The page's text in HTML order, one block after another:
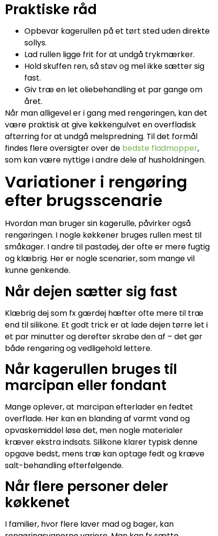
Praktiske råd
Opbevar kagerullen på et tørt sted uden direkte
sollys.
Lad rullen ligge frit for at undgå trykmærker.
Hold skuffen ren, så støv og mel ikke sætter sig
fast.
Giv træ en let oliebehandling et par gange om
året.
Når man alligevel er i gang med rengøringen, kan det
være praktisk at give køkkengulvet en overfladisk
aftørring for at undgå melspredning. Til det formål
findes flere oversigter over de bedste fladmopper,
som kan være nyttige i andre dele af husholdningen.
Variationer i rengøring
efter brugsscenarie
Hvordan man bruger sin kagerulle, påvirker også
rengøringen. I nogle køkkener bruges rullen mest til
småkager. I andre til pastadej, der ofte er mere fugtig
og klæbrig. Her er nogle scenarier, som mange vil
kunne genkende.
Når dejen sætter sig fast
Klæbrig dej som fx gærdej hæfter ofte mere til træ
end til silikone. Et godt trick er at lade dejen tørre let i
et par minutter og derefter skrabe den af – det gør
både rengøring og vedligehold lettere.
Når kagerullen bruges til
marcipan eller fondant
Mange oplever, at marcipan efterlader en fedtet
overflade. Her kan en blanding af varmt vand og
opvaskemiddel løse det, men nogle materialer
kræver ekstra indsats. Silikone klarer typisk denne
opgave bedst, mens træ kan optage fedt og kræve
salt-behandling efterfølgende.
Når flere personer deler
køkkenet
I familier, hvor flere laver mad og bager, kan